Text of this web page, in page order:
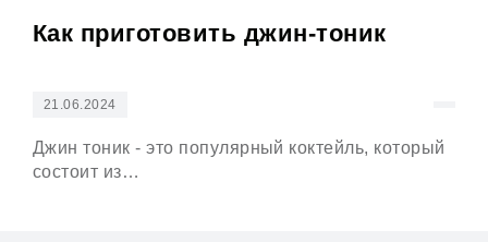
Как приготовить джин-тоник
21.06.2024
Джин тоник - это популярный коктейль, который
состоит из…